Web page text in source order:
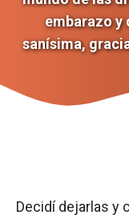
embarazo y
sanísima,
Decidí dejarlas y